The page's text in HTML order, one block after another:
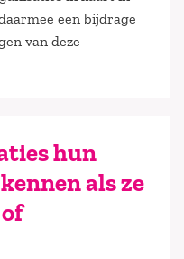
een bijdrage
van deze
hun
als ze